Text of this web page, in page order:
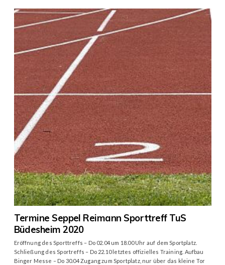
Termine Seppel Reimann Sporttreff TuS
Büdesheim 2020
Eröffnung des Sporttreffs – Do 02.04 um 18.00 Uhr auf dem Sportplatz.
Schließung des Sportreffs – Do 22.10 letztes offizielles Training. Aufbau
Binger Messe – Do 30.04 Zugang zum Sportplatz, nur über das kleine Tor